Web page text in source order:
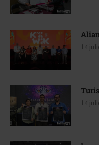
14
14